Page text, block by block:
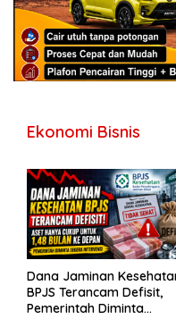
Ekonomi Bisnis
Dana Jaminan
BPJS Terancam Defisit,
Pemerintah Diminta